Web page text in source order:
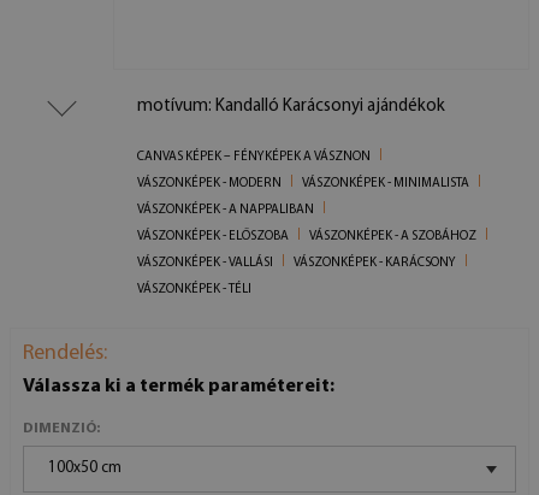
motívum: Kandalló Karácsonyi ajándékok
CANVAS KÉPEK – FÉNYKÉPEK A VÁSZNON
VÁSZONKÉPEK - MODERN
VÁSZONKÉPEK - MINIMALISTA
VÁSZONKÉPEK - A NAPPALIBAN
VÁSZONKÉPEK - ELŐSZOBA
VÁSZONKÉPEK - A SZOBÁHOZ
VÁSZONKÉPEK - VALLÁSI
VÁSZONKÉPEK - KARÁCSONY
VÁSZONKÉPEK - TÉLI
Rendelés:
Válassza ki a termék paramétereit:
DIMENZIÓ:
100x50 cm